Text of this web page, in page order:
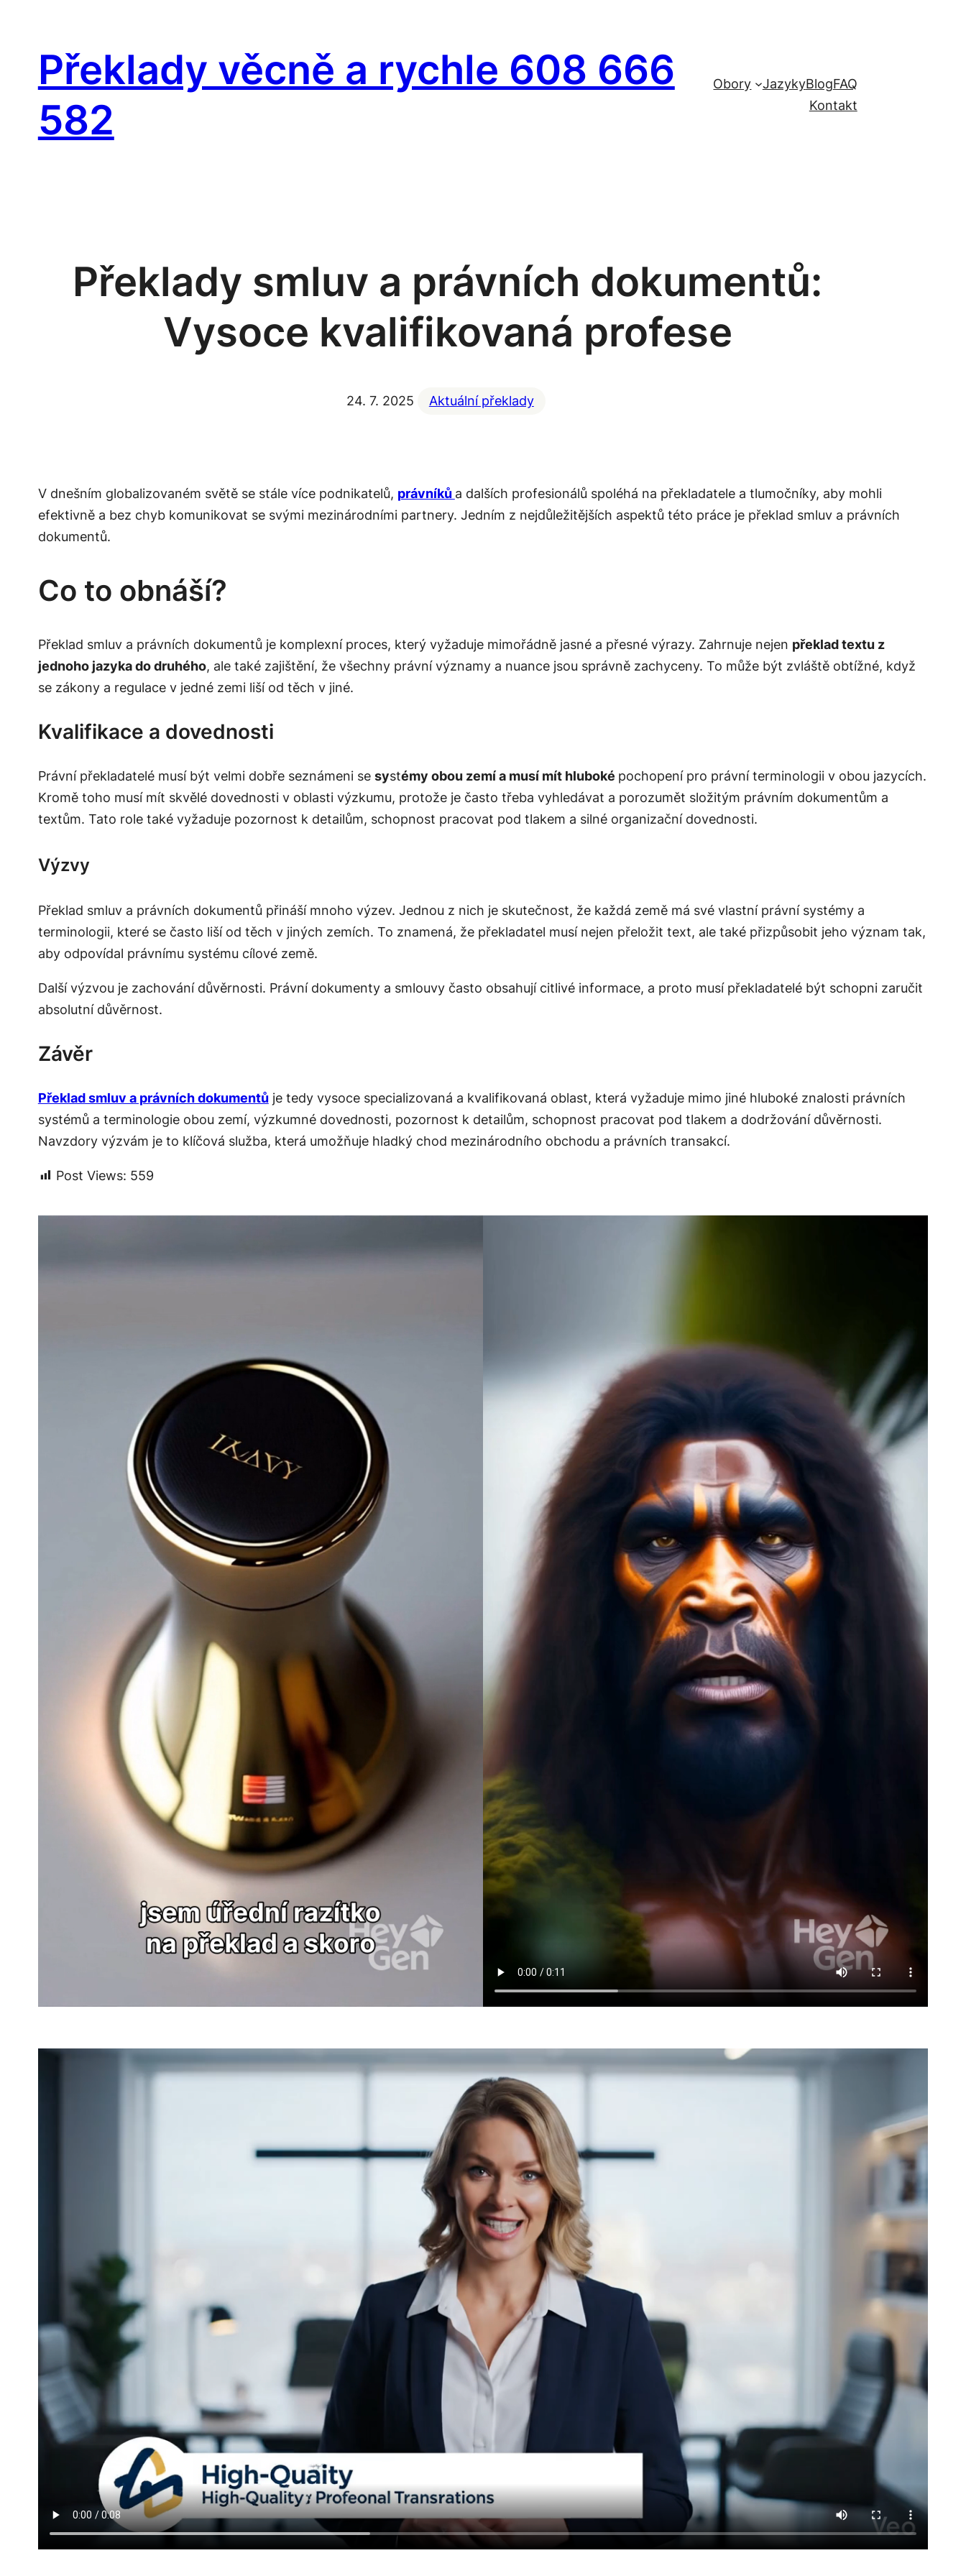
obsahPřeklady věcně a rychle 608 666
582
Obory JazykyBlogFAQ
Kontakt
Překlady smluv a právních dokumentů:
Vysoce kvalifikovaná profese
24. 7. 2025 Aktuální překlady
V dnešním globalizovaném světě se stále více podnikatelů, právníků a dalších profesionálů spoléhá na překladatele a tlumočníky, aby mohli
efektivně a bez chyb komunikovat se svými mezinárodními partnery. Jedním z nejdůležitějších aspektů této práce je překlad smluv a právních
dokumentů.
Co to obnáší?
Překlad smluv a právních dokumentů je komplexní proces, který vyžaduje mimořádně jasné a přesné výrazy. Zahrnuje nejen překlad textu z
jednoho jazyka do druhého, ale také zajištění, že všechny právní významy a nuance jsou správně zachyceny. To může být zvláště obtížné, když
se zákony a regulace v jedné zemi liší od těch v jiné.
Kvalifikace a dovednosti
Právní překladatelé musí být velmi dobře seznámeni se systémy obou zemí a musí mít hluboké pochopení pro právní terminologii v obou jazycích.
Kromě toho musí mít skvělé dovednosti v oblasti výzkumu, protože je často třeba vyhledávat a porozumět složitým právním dokumentům a
textům. Tato role také vyžaduje pozornost k detailům, schopnost pracovat pod tlakem a silné organizační dovednosti.
Výzvy
Překlad smluv a právních dokumentů přináší mnoho výzev. Jednou z nich je skutečnost, že každá země má své vlastní právní systémy a
terminologii, které se často liší od těch v jiných zemích. To znamená, že překladatel musí nejen přeložit text, ale také přizpůsobit jeho význam tak,
aby odpovídal právnímu systému cílové země.
Další výzvou je zachování důvěrnosti. Právní dokumenty a smlouvy často obsahují citlivé informace, a proto musí překladatelé být schopni zaručit
absolutní důvěrnost.
Závěr
Překlad smluv a právních dokumentůje tedy vysoce specializovaná a kvalifikovaná oblast, která vyžaduje mimo jiné hluboké znalosti právních
systémů a terminologie obou zemí, výzkumné dovednosti, pozornost k detailům, schopnost pracovat pod tlakem a dodržování důvěrnosti.
Navzdory výzvám je to klíčová služba, která umožňuje hladký chod mezinárodního obchodu a právních transakcí.
Post Views: 559